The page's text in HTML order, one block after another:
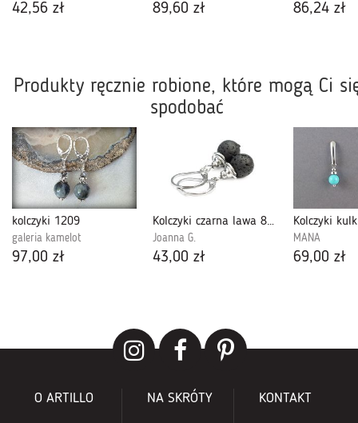
42,56 zł 89,60 zł 86,24 zł
Produkty ręcznie robione, które mogą Ci
spodobać
kolczyki 1209
galeria kamelot
97,00 zł
Kolczyki czarna lawa 8mm, stal chirurgiczna
Joanna G.
43,00 zł
MANA
69,00 zł
O ARTILLO NA SKRÓTY KONTAKT